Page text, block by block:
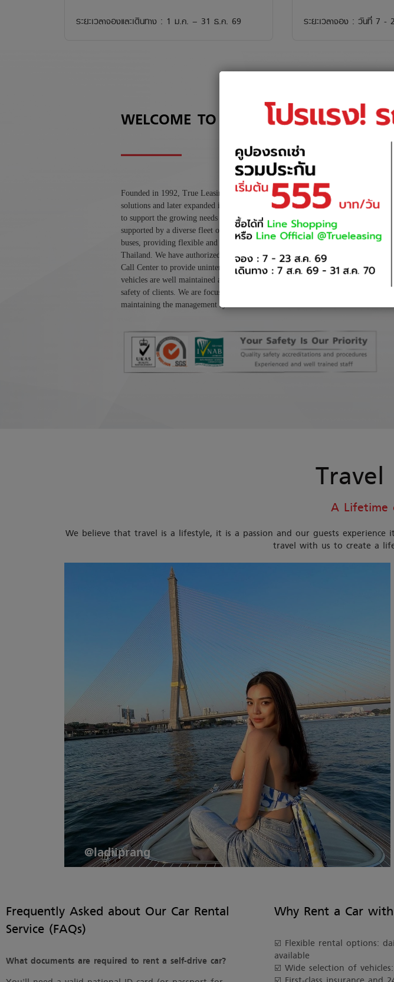
ระยะเวลาจองและเดินทาง : 1 ม.ค. – 31 ธ.ค. 69 ระยะเวลาจอง : วันที่ 7 -
WELCOME TO TRUE LEASING
Founded in 1992, True Leasing initially specialized in long-term rental
solutions and later expanded in 2012 to include short-term car rentals
to support the growing needs of the hospitality industry. This was
supported by a diverse fleet of self-drive vehicles, mini coaches, and
buses, providing flexible and reliable mobility solutions across
Thailand. We have authorized service centers nationwide and a 24 hour
Call Center to provide uninterrupted services round the clock. All
vehicles are well maintained and serviced at regular intervals to ensure
safety of clients. We are focused on establishing, implementing and
maintaining the management system of ISO 9001:2008.
A Lifetime
We believe that travel is a lifestyle, it is a passion and our guests
travel with us to create a
@ladiiprang
Frequently Asked about Our Car Rental
Service (FAQs)
What documents are required to rent a self-drive car?
Why Rent a Car
☑️ Flexible rental options:
available
☑️ Wide selection of vehicles: